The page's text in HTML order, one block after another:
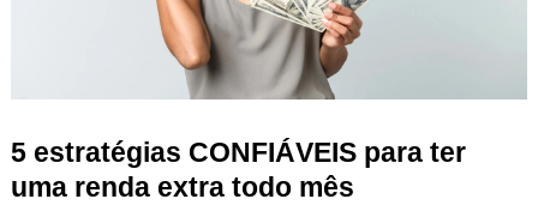
5 estratégias CONFIÁVEIS para ter
uma renda extra todo mês